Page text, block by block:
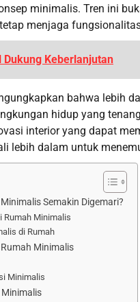
minimalis. Tren ini
menjaga
Keberlanjutan
bahwa lebih
hidup yang
interior yang dapat
lebih dalam untuk
Semakin Digemari?
Rumah Minimalis
di Rumah
Minimalis
Minimalis
Minimalis